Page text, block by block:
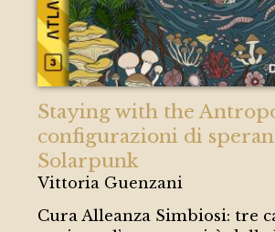
Staying with the
configurazioni di
Solarpunk
Vittoria Guenzani
Cura Alleanza Simbiosi: tre